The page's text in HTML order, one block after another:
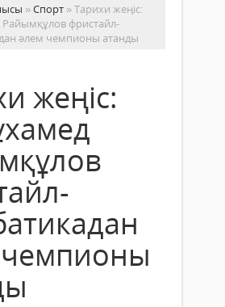
»Спорт » Тарихи жеңіс:
фристайл-
әлем чемпионы атанды
жеңіс: